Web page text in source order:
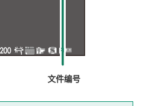
文件编号